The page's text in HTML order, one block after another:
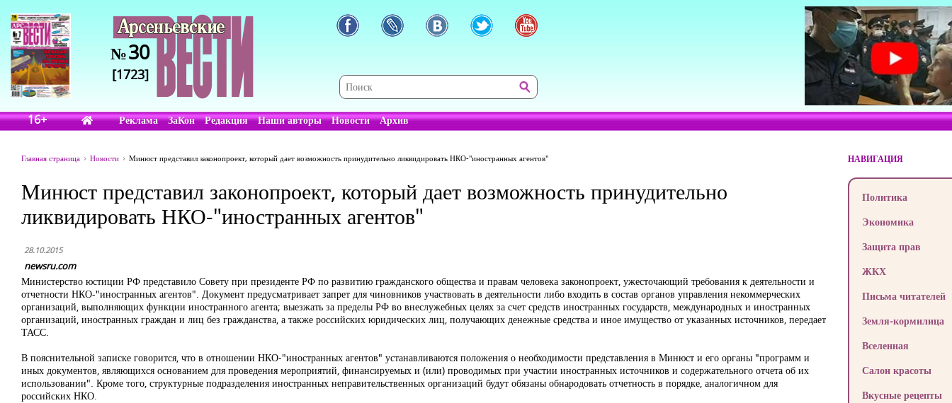
№30
[1723]
16+ Реклама ЗаКон Редакция Наши авторы Новости Архив
Главная страница Новости Минюст представил законопроект, который дает возможность принудительно ликвидировать НКО-"иностранных агентов"
Минюст представил законопроект, который дает возможность принудительно
ликвидировать НКО-"иностранных агентов"
28.10.2015
newsru.com
Министерство юстиции РФ представило Совету при президенте РФ по развитию гражданского общества и правам человека законопроект, ужесточающий требования к деятельности и
отчетности НКО-"иностранных агентов". Документ предусматривает запрет для чиновников участвовать в деятельности либо входить в состав органов управления некоммерческих
организаций, выполняющих функции иностранного агента; выезжать за пределы РФ во внеслужебных целях за счет средств иностранных государств, международных и иностранных
организаций, иностранных граждан и лиц без гражданства, а также российских юридических лиц, получающих денежные средства и иное имущество от указанных источников, передает
ТАСС.
В пояснительной записке говорится, что в отношении НКО-"иностранных агентов" устанавливаются положения о необходимости представления в Минюст и его органы "программ и
иных документов, являющихся основанием для проведения мероприятий, финансируемых и (или) проводимых при участии иностранных источников и содержательного отчета об их
использовании". Кроме того, структурные подразделения иностранных неправительственных организаций будут обязаны обнародовать отчетность в порядке, аналогичном для
российских НКО.
НАВИГАЦИЯ
Политика
Экономика
Защита прав
ЖКХ
Письма читателей
Земля-кормилица
Вселенная
Салон красоты
Вкусные рецепты